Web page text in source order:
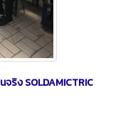
ริง SOLDAMICTRIC